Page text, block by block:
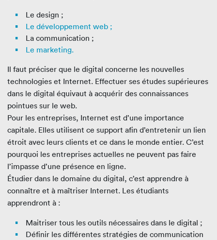
Le design ;
Le développement web ;
La communication ;
Le marketing.
Il faut préciser que le digital concerne les nouvelles
technologies et Internet. Effectuer ses études supérieures
dans le digital équivaut à acquérir des connaissances
pointues sur le web.
Pour les entreprises, Internet est d’une importance
capitale. Elles utilisent ce support afin d’entretenir un lien
étroit avec leurs clients et ce dans le monde entier. C’est
pourquoi les entreprises actuelles ne peuvent pas faire
l’impasse d’une présence en ligne.
Étudier dans le domaine du digital, c’est apprendre à
connaître et à maîtriser Internet. Les étudiants
apprendront à :
Maitriser tous les outils nécessaires dans le digital ;
Définir les différentes stratégies de communication